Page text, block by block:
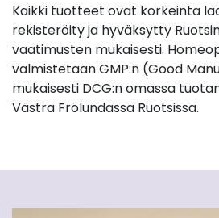
Kaikki tuotteet ovat korkeinta
rekisteröity ja hyväksytty
vaatimusten mukaisesti.
valmistetaan GMP:n (Good
mukaisesti DCG:n omassa
Västra Frölundassa Ruotsissa.